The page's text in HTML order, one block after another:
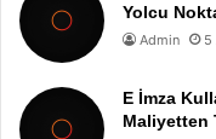
Yolcu
Admin 5
E İmza
Maliyetten